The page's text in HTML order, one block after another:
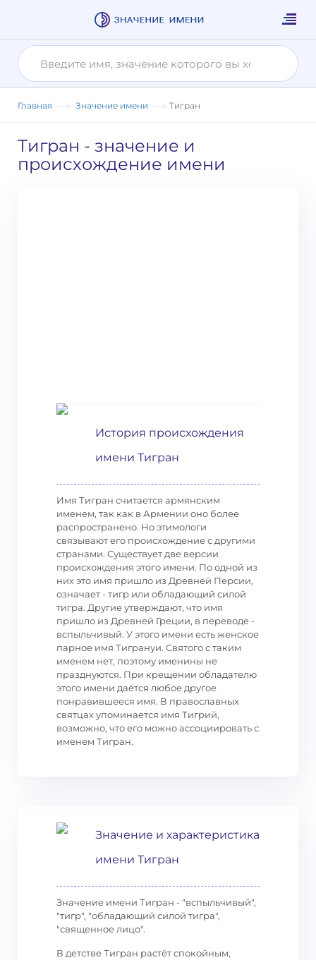
Главная Значение имени Тигран
Тигран - значение и
происхождение имени
История происхождения
имени Тигран
Имя Тигран считается армянским
именем, так как в Армении оно более
распространено. Но этимологи
связывают его происхождение с другими
странами. Существует две версии
происхождения этого имени. По одной из
них это имя пришло из Древней Персии,
означает - тигр или обладающий силой
тигра. Другие утверждают, что имя
пришло из Древней Греции, в переводе -
вспыльчивый. У этого имени есть женское
парное имя Тигрануи. Святого с таким
именем нет, поэтому именины не
празднуются. При крещении обладателю
этого имени даётся любое другое
понравившееся имя. В православных
святцах упоминается имя Тигрий,
возможно, что его можно ассоциировать с
именем Тигран.
Значение и характеристика
имени Тигран
Значение имени Тигран - "вспыльчивый",
"тигр", "обладающий силой тигра",
"священное лицо".
В детстве Тигран растёт спокойным,